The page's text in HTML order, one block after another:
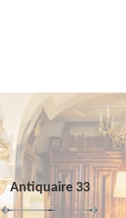
Antiquaire 33